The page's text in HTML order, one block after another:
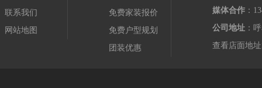
联系我们
网站地图
免费家装报价
免费户型规划
团装优惠
媒体合作 ：
公司地址 ：
查看店面地